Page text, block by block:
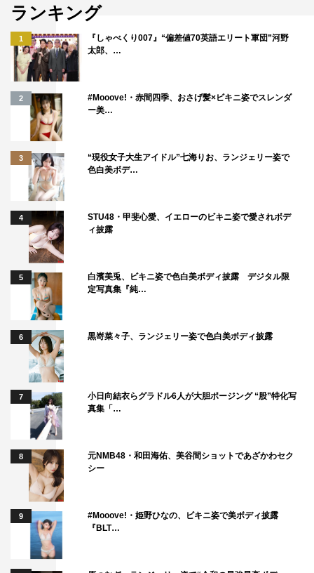
ランキング
1
『しゃべくり007』“偏差値70英語エリート軍団”河野
太郎、…
2
#Mooove!・赤間四季、おさげ髪×ビキニ姿でスレンダ
ー美…
3
“現役女子大生アイドル”七海りお、ランジェリー姿で
色白美ボデ…
4
STU48・甲斐心愛、イエローのビキニ姿で愛されボデ
ィ披露
5
白濱美兎、ビキニ姿で色白美ボディ披露 デジタル限
定写真集『純…
6 黒嵜菜々子、ランジェリー姿で色白美ボディ披露
7
小日向結衣らグラドル6人が大胆ポージング “股”特化写
真集「…
8
元NMB48・和田海佑、美谷間ショットであざかわセク
シー
9
#Mooove!・姫野ひなの、ビキニ姿で美ボディ披露
『BLT…